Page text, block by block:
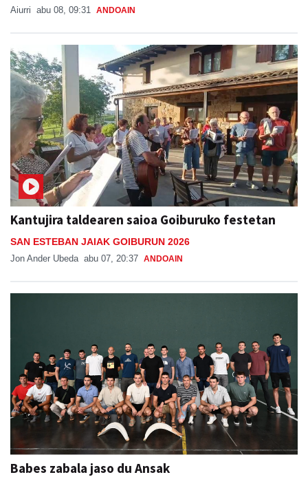
Aiurri abu 08, 09:31 ANDOAIN
Kantujira taldearen saioa Goiburuko festetan
SAN ESTEBAN JAIAK GOIBURUN 2026
Jon Ander Ubeda abu 07, 20:37 ANDOAIN
Babes zabala jaso du Ansak